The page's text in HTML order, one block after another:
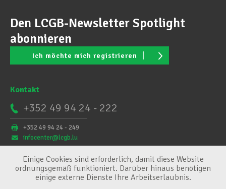
Den LCGB-Newsletter Spotlight
abonnieren
Ich möchte mich registrieren
Kontakt
+352 49 94 24 - 222
+352 49 94 24 - 249
infocenter@lcgb.lu
Einige Cookies sind erforderlich, damit diese Website
ordnungsgemäß funktioniert. Darüber hinaus benötigen
einige externe Dienste Ihre Arbeitserlaubnis.